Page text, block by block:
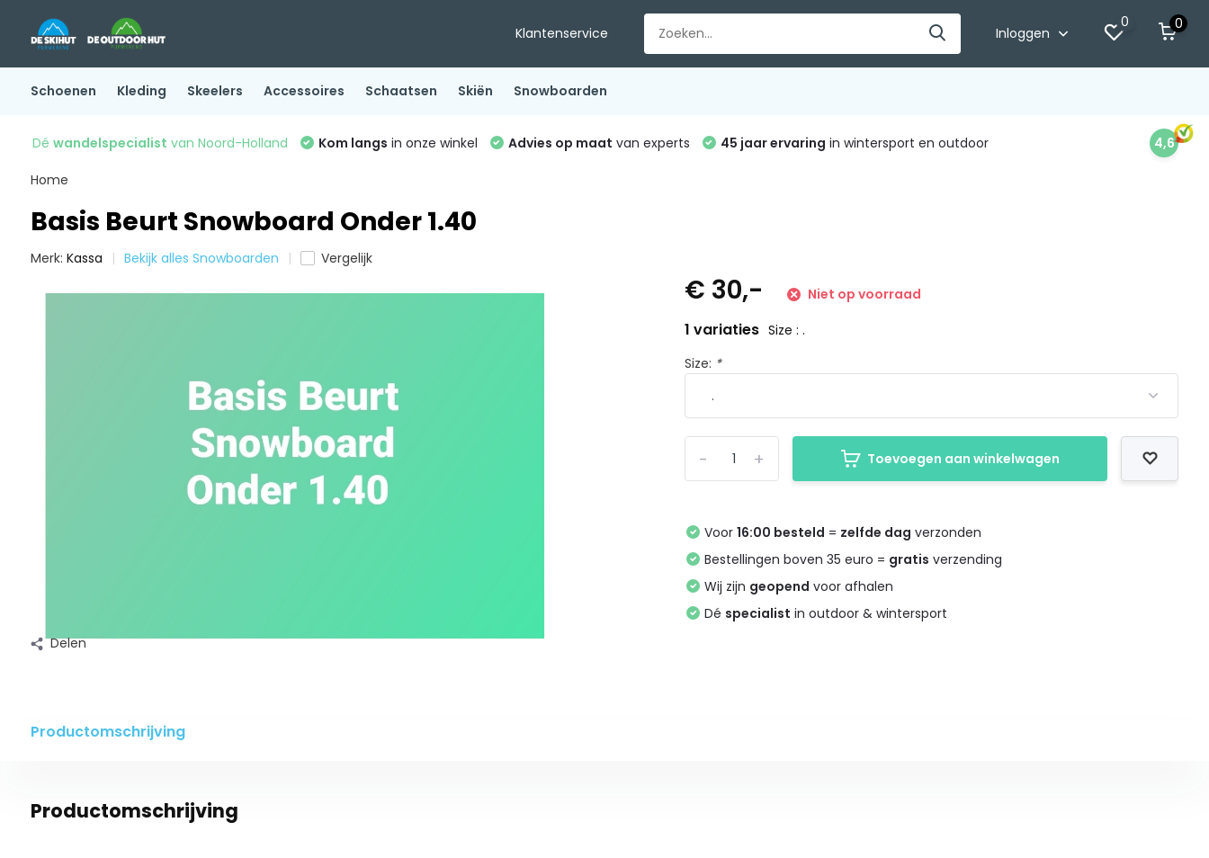
Klantenservice Inloggen
0 0
Schoenen Kleding Skeelers Accessoires Schaatsen Skiën Snowboarden
Dé wandelspecialist van Noord-Holland Kom langs in onze winkel Advies op maat van experts 45 jaar ervaring in wintersport en outdoor 4,6
Home
Basis Beurt Snowboard Onder 1.40
Merk: Kassa Bekijk alles Snowboarden Vergelijk
Delen
€ 30,- Niet op voorraad
1 variaties Size : .
Size: *
+
- Toevoegen aan winkelwagen
Voor16:00 besteld = zelfde dag verzonden
Bestellingen boven 35 euro = gratis verzending
Wij zijn geopend voor afhalen
Dé specialist in outdoor & wintersport
Productomschrijving
Productomschrijving